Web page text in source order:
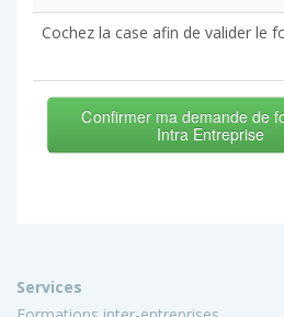
Cochez la case afin de valider le
Confirmer ma demande de
Intra Entreprise
Services